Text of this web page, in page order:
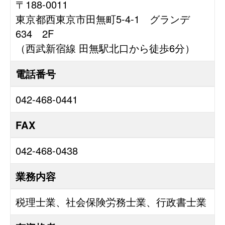
〒188-0011
東京都西東京市田無町5-4-1 グランデ
634 2F
（西武新宿線 田無駅北口から徒歩6分）
電話番号
042-468-0441
FAX
042-468-0438
業務内容
税理士業、社会保険労務士業、行政書士業